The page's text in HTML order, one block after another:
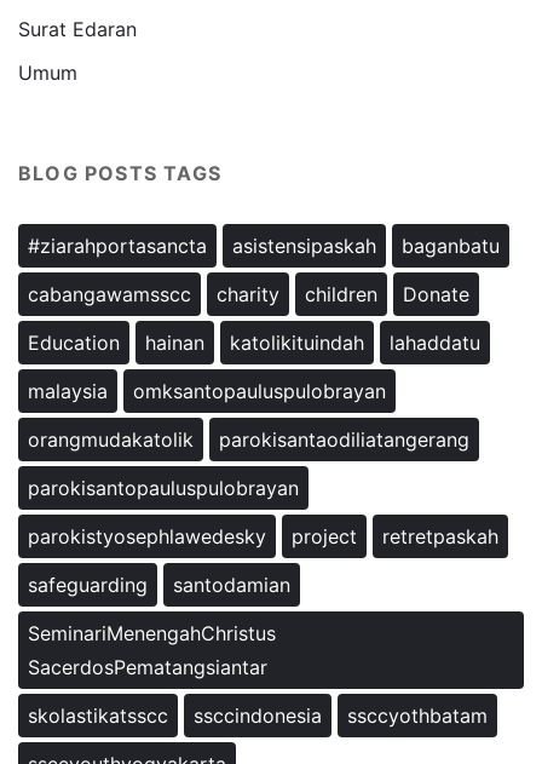
Surat Edaran
Umum
BLOG POSTS TAGS
#ziarahportasancta asistensipaskah
baganbatu
cabangawamsscc
charity children
Donate
Education
hainan katolikituindah
lahaddatu
malaysia
omksantopauluspulobrayan
orangmudakatolik
parokisantaodiliatangerang
parokisantopauluspulobrayan
parokistyosephlawedesky
project
retretpaskah
safeguarding
santodamian
SeminariMenengahChristus
SacerdosPematangsiantar
skolastikatsscc
ssccindonesia
ssccyothbatam